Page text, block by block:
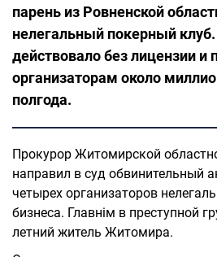
парень из Ровненской
нелегальный покерный
действовало без лицензии и
организаторам около
полгода.
Прокурор Житомирской
направил в суд обвинительный
четырех организаторов
бизнеса. Главнім в преступной
летний житель Житомира.